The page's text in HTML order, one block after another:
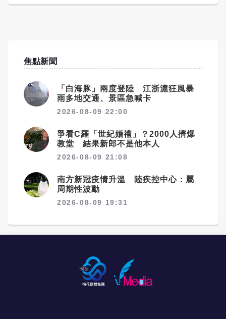
焦點新聞
「白海豚」兩度登陸 江浙滬狂風暴
雨多地交通、景區急喊卡
2026-08-09 22:00
爭看C羅「世紀婚禮」？2000人擠爆
教堂 結果新郎不是他本人
2026-08-09 21:08
南方新冠疫情升溫 陸疾控中心：屬
周期性波動
2026-08-09 19:31